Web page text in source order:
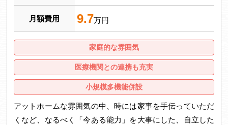
月額費用 9.7万円
家庭的な雰囲気
医療機関との連携も充実
小規模多機能併設
アットホームな雰囲気の中、時には家事を手伝っていただ
くなど、なるべく「今ある能力」を大事にした、自立した